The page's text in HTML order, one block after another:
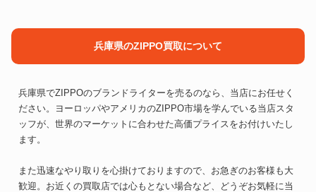
兵庫県のZIPPO買取について
兵庫県でZIPPOのブランドライターを売るのなら、当店にお任せく
ださい。ヨーロッパやアメリカのZIPPO市場を学んでいる当店スタ
ッフが、世界のマーケットに合わせた高価プライスをお付けいたし
ます。
また迅速なやり取りを心掛けておりますので、お急ぎのお客様も大
歓迎。お近くの買取店では心もとない場合など、どうぞお気軽に当